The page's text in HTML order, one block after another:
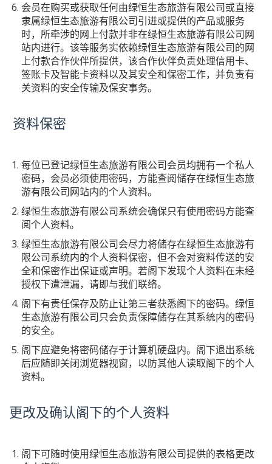
会员在购买或获取任何由绿恒生态旅游有限公司或直接
隶属绿恒生态旅游有限公司引进或提供的产品或服务
时，所牵涉的网上付款并非在绿恒生态旅游有限公司网
站内进行。该等服务实依赖绿恒生态旅游有限公司的网
上付款合作伙伴所提供，该合作伙伴负责处理信用卡、
签账卡及智能卡资料以及其安全和保密工作，并负责有
关资料的安全传输及保安事务。
资料保密
每位已登记绿恒生态旅游有限公司会员均拥有一个私人
密码，会员必须使用密码，方能查阅储存在绿恒生态旅
游有限公司网站内的个人资料。
绿恒生态旅游有限公司系统会确保只有使用密码方能查
阅个人资料。
绿恒生态旅游有限公司会尽力将储存在绿恒生态旅游有
限公司系统内的个人资料保密，但不会对资料传送的安
全和保密作出保证或声明。若阁下发现个人资料在未经
授权下遭泄漏，请即与我们联络。
阁下有责任保存及防止让第三者获悉阁下的密码。绿恒
生态旅游有限公司只会负责保障储存在其系统内的密码
的安全。
阁下应避免将密码储存于计算机硬盘内。阁下退出系统
后应随即关闭浏览器视窗，以防其他人读取阁下的个人
资料。
更改及确认阁下的个人资料
阁下可随时使用绿恒生态旅游有限公司提供的表格更改